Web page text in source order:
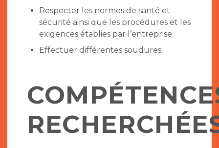
Respecter les normes de santé et
sécurité ainsi que les procédures et les
exigences établies par l’entreprise.
Effectuer différentes soudures.